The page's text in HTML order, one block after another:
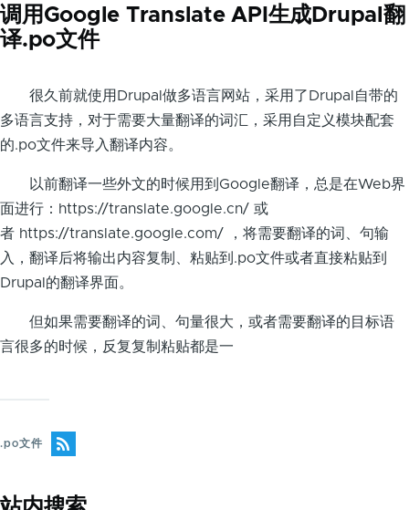
调用Google Translate API生成Drupal翻
译.po文件
很久前就使用Drupal做多语言网站，采用了Drupal自带的
多语言支持，对于需要大量翻译的词汇，采用自定义模块配套
的.po文件来导入翻译内容。
以前翻译一些外文的时候用到Google翻译，总是在Web界
面进行：https://translate.google.cn/ 或
者 https://translate.google.com/ ，将需要翻译的词、句输
入，翻译后将输出内容复制、粘贴到.po文件或者直接粘贴到
Drupal的翻译界面。
但如果需要翻译的词、句量很大，或者需要翻译的目标语
言很多的时候，反复复制粘贴都是一
.po文件